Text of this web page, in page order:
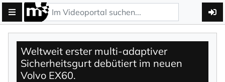
Weltweit erster multi-adaptiver
Sicherheitsgurt debütiert im neuen
Volvo EX60.